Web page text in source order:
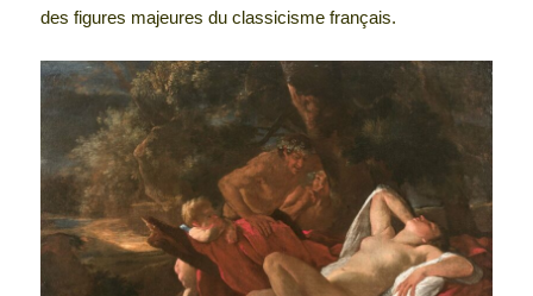
des figures majeures du classicisme français.